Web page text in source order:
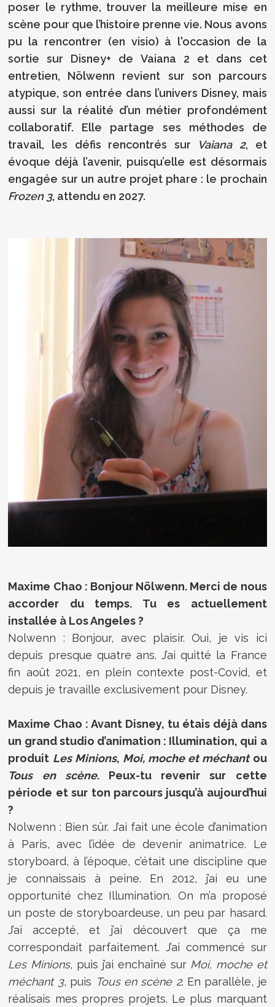
poser le rythme, trouver la meilleure mise en
scène pour que l’histoire prenne vie. Nous avons
pu la rencontrer (en visio) à l'occasion de la
sortie sur Disney+ de Vaiana 2 et dans cet
entretien, Nölwenn revient sur son parcours
atypique, son entrée dans l’univers Disney, mais
aussi sur la réalité d’un métier profondément
collaboratif. Elle partage ses méthodes de
travail, les défis rencontrés sur
Vaiana 2, et
évoque déjà l’avenir, puisqu’elle est désormais
engagée sur un autre projet phare : le prochain
Frozen 3, attendu en 2027.
Maxime Chao : Bonjour Nölwenn. Merci de nous
accorder du temps. Tu es actuellement
installée à Los Angeles ?
Nolwenn : Bonjour, avec plaisir. Oui, je vis ici
depuis presque quatre ans. J’ai quitté la France
fin août 2021, en plein contexte post-Covid, et
depuis je travaille exclusivement pour Disney.
Maxime Chao : Avant Disney, tu étais déjà dans
un grand studio d’animation : Illumination, qui a
produit Les Minions, Moi, moche et méchantou
Tous en scène. Peux-tu revenir sur cette
période et sur ton parcours jusqu’à aujourd’hui
?
Nolwenn : Bien sûr. J’ai fait une école d’animation
à Paris, avec l’idée de devenir animatrice. Le
storyboard, à l’époque, c’était une discipline que
je connaissais à peine. En 2012, j’ai eu une
opportunité chez Illumination. On m’a proposé
un poste de storyboardeuse, un peu par hasard.
J’ai accepté, et j’ai découvert que ça me
correspondait parfaitement. J’ai commencé sur
Les Minions, puis j’ai enchaîné sur Moi, moche et
méchant 3, puis Tous en scène 2. En parallèle, je
réalisais mes propres projets. Le plus marquant